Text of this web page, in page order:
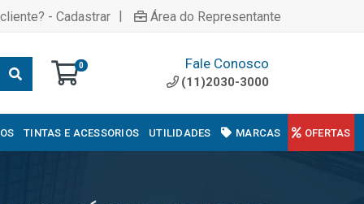
- Cadastrar | Área do Representante
0 Fale Conosco
(11)2030-3000
TINTAS E ACESSORIOS UTILIDADES MARCAS OFERTAS